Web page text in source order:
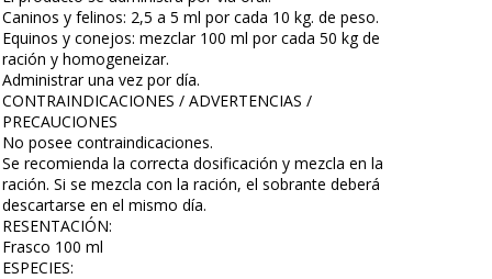
Caninos y felinos: 2,5 a 5 ml por cada 10 kg. de peso.
Equinos y conejos: mezclar 100 ml por cada 50 kg de
ración y homogeneizar.
Administrar una vez por día.
CONTRAINDICACIONES / ADVERTENCIAS /
PRECAUCIONES
No posee contraindicaciones.
Se recomienda la correcta dosificación y mezcla en la
ración. Si se mezcla con la ración, el sobrante deberá
descartarse en el mismo día.
RESENTACIÓN:
Frasco 100 ml
ESPECIES: